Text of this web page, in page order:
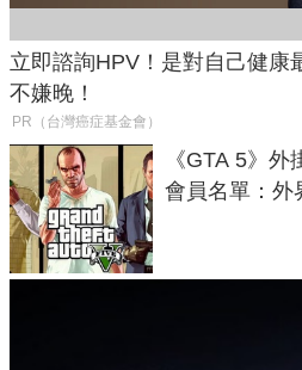
立即諮詢HPV！是對自己健康
不嫌晚！
PR（台灣癌症基金會）
《GTA 5》
會員名單：外